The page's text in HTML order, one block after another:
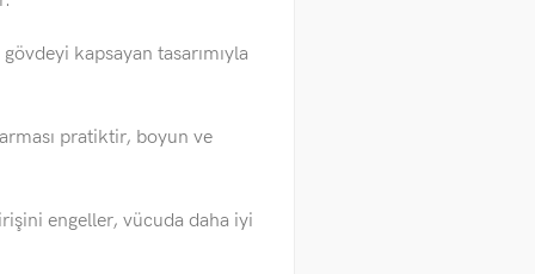
kapsayan tasarımıyla
pratiktir, boyun ve
engeller, vücuda daha iyi